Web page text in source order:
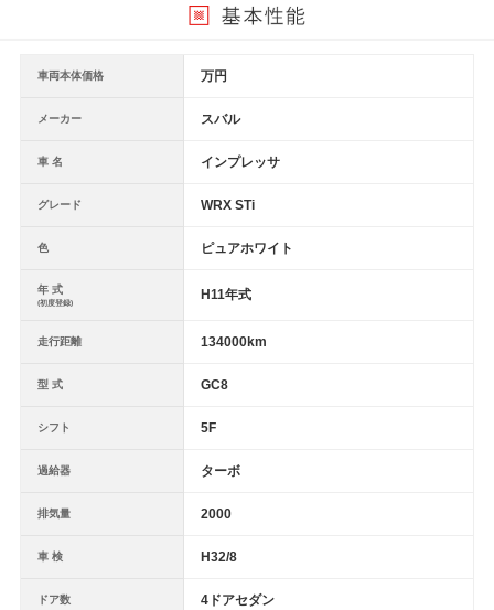
車両本体価格 万円
メーカー スバル
車 名 インプレッサ
グレード WRX STi
色 ピュアホワイト
年 式
(初度登録)
H11年式
走行距離 134000km
型 式 GC8
シフト 5F
過給器 ターボ
排気量 2000
車 検 H32/8
ドア数 4ドアセダン